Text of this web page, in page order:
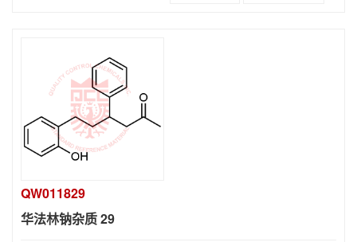
QW011829
华法林钠杂质 29